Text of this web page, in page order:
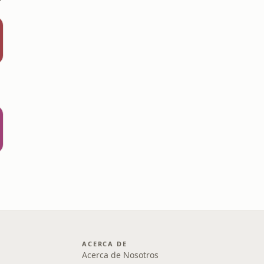
ACERCA DE
Acerca de Nosotros